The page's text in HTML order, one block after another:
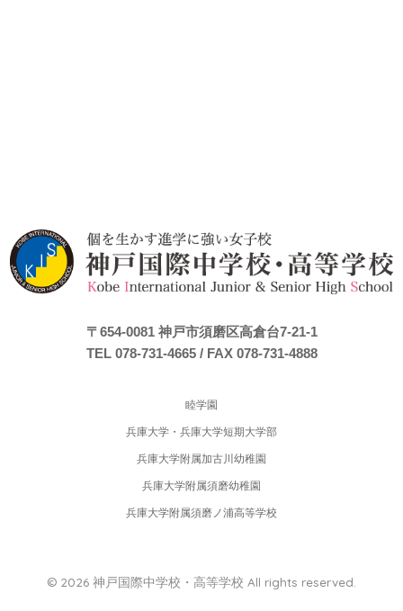
〒654-0081 神戸市須磨区高倉台7-21-1
TEL 078-731-4665/ FAX 078-731-4888
睦学園
兵庫大学・兵庫大学短期大学部
兵庫大学附属加古川幼稚園
兵庫大学附属須磨幼稚園
兵庫大学附属須磨ノ浦高等学校
© 2026 神戸国際中学校・高等学校 All rights reserved.